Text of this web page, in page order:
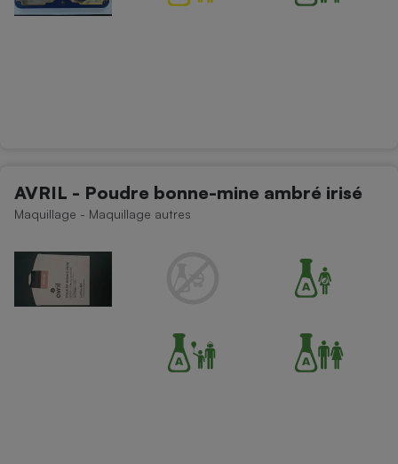
AVRIL - Poudre bonne-mine ambré irisé
Maquillage - Maquillage autres